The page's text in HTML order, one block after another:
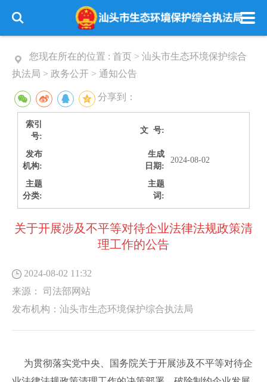
您现在所在的位置 : 首页 > 汕头市生态环境保护综合
执法局 > 政务公开 > 通知公告
分享到：
索引
号:
文 号:
发布
机构:
生成
日期:
2024-08-02
主题
分类:
主题
词:
关于开展涉及不平等对待企业法律法规政策清
理工作的公告
2024-08-02 11:32
来源：
司法部网站
发布机构： 汕头市生态环境保护综合执法局
为贯彻落实党中央、国务院关于开展涉及不平等对待企